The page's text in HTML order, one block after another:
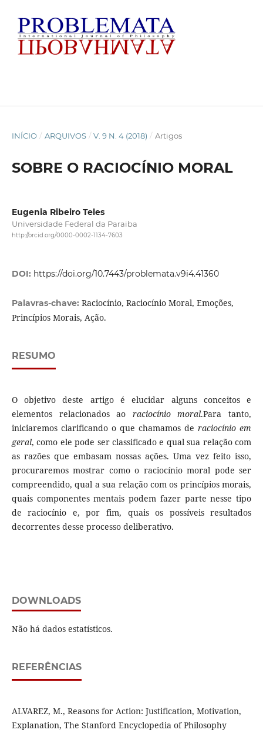
INÍCIO / ARQUIVOS / V. 9 N. 4 (2018) / Artigos
SOBRE O RACIOCÍNIO MORAL
Eugenia Ribeiro Teles
Universidade Federal da Paraiba
http://orcid.org/0000-0002-1134-7603
DOI: https://doi.org/10.7443/problemata.v9i4.41360
Palavras-chave: Raciocínio, Raciocínio Moral, Emoções,
Princípios Morais, Ação.
RESUMO
O objetivo deste artigo é elucidar alguns conceitos e
elementos relacionados ao raciocínio moral.Para tanto,
iniciaremos clarificando o que chamamos deraciocínio em
geral, como ele pode ser classificado e qual sua relação com
as razões que embasam nossas ações. Uma vez feito isso,
procuraremos mostrar como o raciocínio moral pode ser
compreendido, qual a sua relação com os princípios morais,
quais componentes mentais podem fazer parte nesse tipo
de raciocínio e, por fim, quais os possíveis resultados
decorrentes desse processo deliberativo.
DOWNLOADS
Não há dados estatísticos.
REFERÊNCIAS
ALVAREZ, M., Reasons for Action: Justification, Motivation,
Explanation, The Stanford Encyclopedia of Philosophy